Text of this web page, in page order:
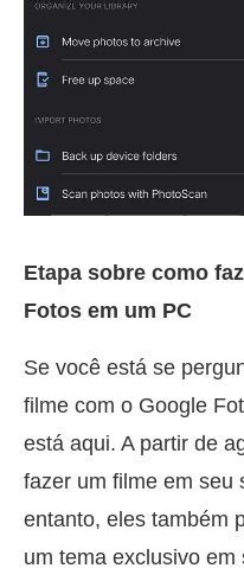
Etapa sobre como
Fotos em um PC
Se você está se
filme com o Google
está aqui. A partir de
fazer um filme em seu
entanto, eles também
um tema exclusivo